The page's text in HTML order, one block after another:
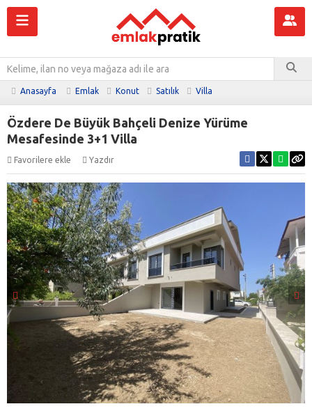
Anasayfa Emlak Konut Satılık Villa
Özdere De Büyük Bahçeli Denize Yürüme
Mesafesinde 3+1 Villa
Favorilere ekle Yazdır